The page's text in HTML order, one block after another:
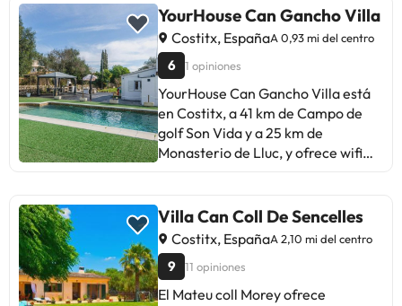
encuentra en una villa con más
casas. 2 dormitorios, cocina, TV,
zona de estar y 2 baños con ducha.
Palma de Mallorca se encuentra a
33 km de la villa, mientras que
Alcudia está a 36 km. El aeropuerto
de Palma de Mallorca está a 33
km.Los huéspedes deberán
crédito al realizar el registro de
entrada. Ten en cuenta que todas
las peticiones especiales están
sujetas a disponibilidad y pueden
comportar suplementos. Informa a
YourHouse Can Gancho Villa
Costitx, EspañaA 0,93 mi del centro
6 1 opiniones
YourHouse Can Gancho Villa está
en Costitx, a 41 km de Campo de
golf Son Vida y a 25 km de
Monasterio de Lluc, y ofrece wifi
de piscina privada, jardín y parking
privado gratis. La villa tiene 2
dormitorios, TV con canales vía
satélite, una cocina equipada con
nevera y horno, lavadora y 1 baño
Villa Can Coll De Sencelles
Costitx, EspañaA 2,10 mi del centro
9 11 opiniones
El Mateu coll Morey ofrece